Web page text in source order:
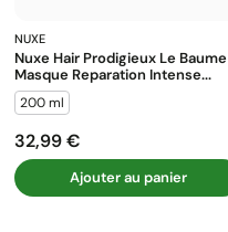
NUXE
Nuxe Hair Prodigieux Le Baume
Masque Reparation Intense...
200 ml
Prix
32,99 €
Ajouter au panier